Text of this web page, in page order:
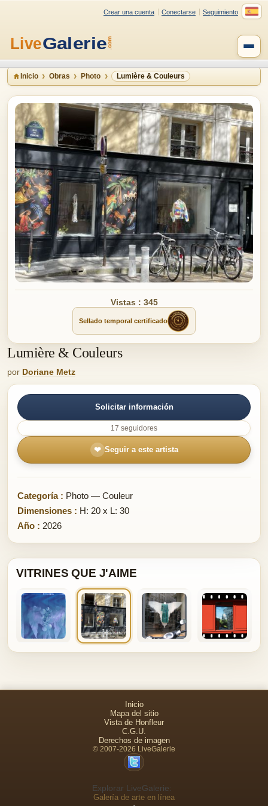
Crear una cuenta Conectarse Seguimiento
Inicio Obras Photo Lumière & Couleurs
Vistas : 345
Sellado temporal certificado
Lumière & Couleurs
por Doriane Metz
Solicitar información
17 seguidores
❤ Seguir a este artista
Categoría : Photo — Couleur
Dimensiones : H: 20 x L: 30
Año : 2026
VITRINES QUE J'AIME
Inicio
Mapa del sitio
Vista de Honfleur
C.G.U.
Derechos de imagen
© 2007-2026 LiveGalerie
Explorar LiveGalerie:
Galería de arte en línea